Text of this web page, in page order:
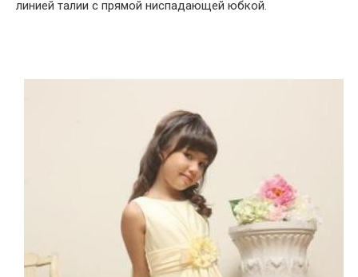
линией талии с прямой ниспадающей юбкой.